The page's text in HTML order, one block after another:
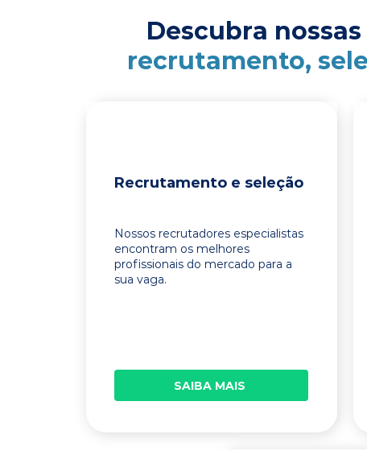
Descubra
recrutamento,
Recrutamento e seleção
Nossos recrutadores especialistas
encontram os melhores
profissionais do mercado para a
sua vaga.
SAIBA MAIS